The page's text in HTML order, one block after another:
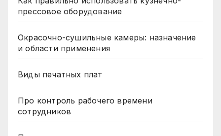
прессовое оборудование
Окрасочно-сушильные камеры: назначение
и области применения
Виды печатных плат
Про контроль рабочего времени
сотрудников